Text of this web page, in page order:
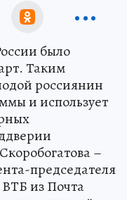
было
Таким
россиянин
и использует
–
председателя
из Почта